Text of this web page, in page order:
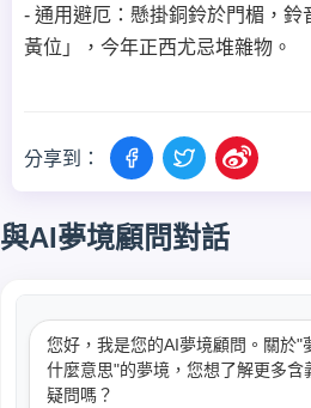
- 通用避厄：懸掛銅鈴於門楣，鈴
黃位」，今年正西尤忌堆雜物。
分享到：
與AI夢境顧問對話
您好，我是您的AI夢境顧問。關於"
什麼意思"的夢境，您想了解更多含
疑問嗎？